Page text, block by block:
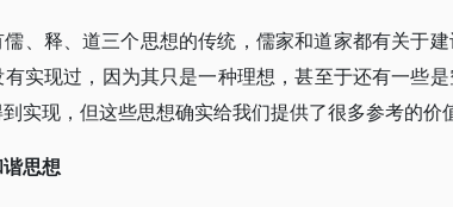
、释、道三个思想的传统，儒家和道家都有关于
实现过，因为其只是一种理想，甚至于还有一些
实现，但这些思想确实给我们提供了很多参考的价
思想